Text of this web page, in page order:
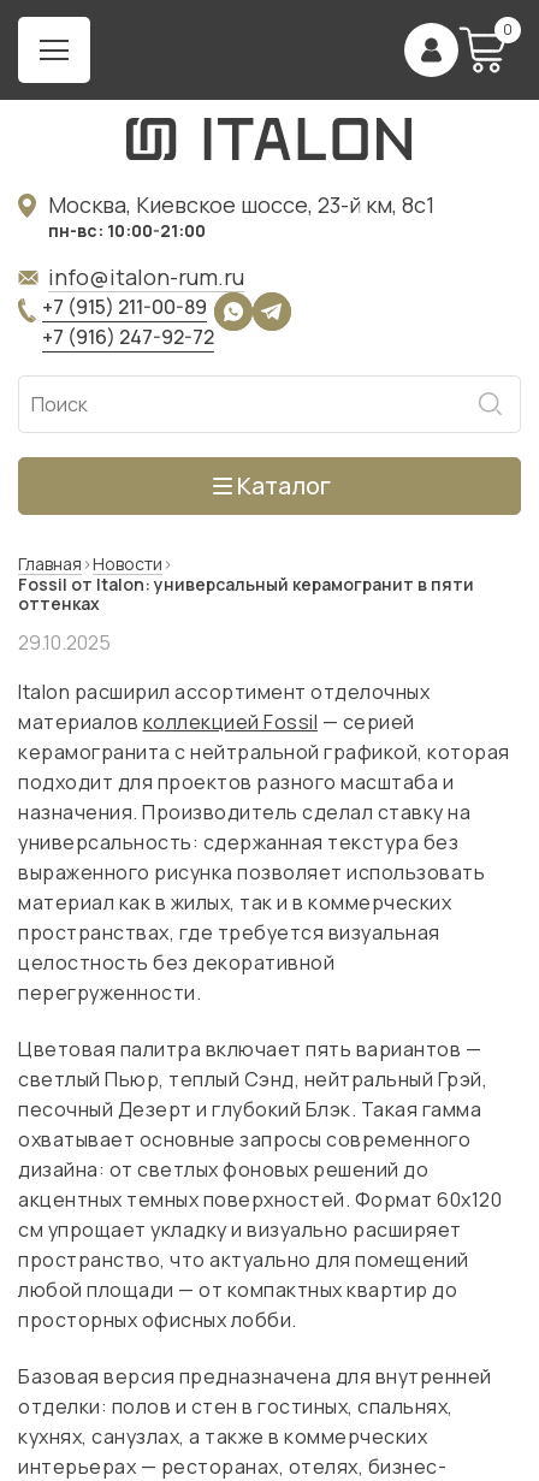
0
Москва, Киевское шоссе, 23-й км, 8с1
пн-вс: 10:00-21:00
info@italon-rum.ru
+7 (915) 211-00-89
+7 (916) 247-92-72
Каталог
Главная Новости
Fossil от Italon: универсальный керамогранит в пяти
оттенках
29.10.2025
Italon расширил ассортимент отделочных
материалов коллекцией Fossil — серией
керамогранита с нейтральной графикой, которая
подходит для проектов разного масштаба и
назначения. Производитель сделал ставку на
универсальность: сдержанная текстура без
выраженного рисунка позволяет использовать
материал как в жилых, так и в коммерческих
пространствах, где требуется визуальная
целостность без декоративной
перегруженности.
Цветовая палитра включает пять вариантов —
светлый Пьюр, теплый Сэнд, нейтральный Грэй,
песочный Дезерт и глубокий Блэк. Такая гамма
охватывает основные запросы современного
дизайна: от светлых фоновых решений до
акцентных темных поверхностей. Формат 60х120
см упрощает укладку и визуально расширяет
пространство, что актуально для помещений
любой площади — от компактных квартир до
просторных офисных лобби.
Базовая версия предназначена для внутренней
отделки: полов и стен в гостиных, спальнях,
кухнях, санузлах, а также в коммерческих
интерьерах — ресторанах, отелях, бизнес-